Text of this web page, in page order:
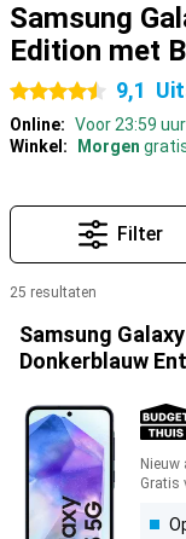
Samsung
Edition met
4.5 sterren 9,1
Online: Voor 23:59
Winkel:
Morgen
Filter
25 resultaten
Producten
Samsung
Donkerblauw
Nieuw
Gratis